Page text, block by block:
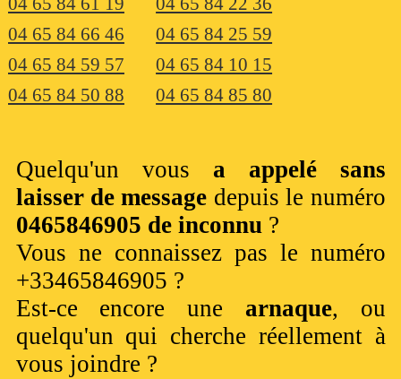
04 65 84 66 46
04 65 84 25 59
04 65 84 59 57
04 65 84 10 15
04 65 84 50 88
04 65 84 85 80
Quelqu'un vous a appelé sans
laisser de message depuis le numéro
0465846905 de inconnu?
Vous ne connaissez pas le numéro
+33465846905 ?
Est-ce encore une arnaque, ou
quelqu'un qui cherche réellement à
vous joindre ?